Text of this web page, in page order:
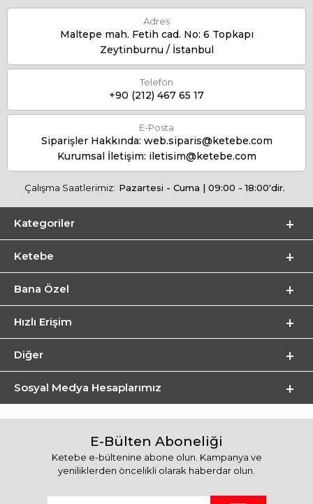
Adres
Maltepe mah. Fetih cad. No: 6 Topkapı
Zeytinburnu / İstanbul
Telefon
+90 (212) 467 65 17
E-Posta
Siparişler Hakkında: web.siparis@ketebe.com
Kurumsal İletişim: iletisim@ketebe.com
Çalışma Saatlerimiz: Pazartesi - Cuma | 09:00 - 18:00'dir.
Kategoriler
Ketebe
Bana Özel
Hızlı Erişim
Diğer
Sosyal Medya Hesaplarımız
E-Bülten Aboneliği
Ketebe e-bültenine abone olun. Kampanya ve
yeniliklerden öncelikli olarak haberdar olun.